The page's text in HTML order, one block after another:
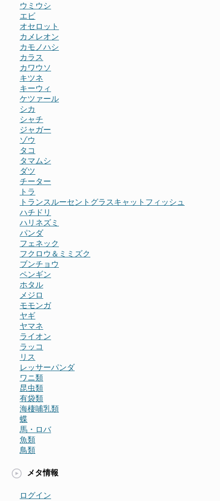
ウミウシ
エビ
オセロット
カメレオン
カモノハシ
カラス
カワウソ
キツネ
キーウィ
ケツァール
シカ
シャチ
ジャガー
ゾウ
タコ
タマムシ
ダツ
チーター
トラ
トランスルーセントグラスキャットフィッシュ
ハチドリ
ハリネズミ
パンダ
フェネック
フクロウ＆ミミズク
ブンチョウ
ペンギン
ホタル
メジロ
モモンガ
ヤギ
ヤマネ
ライオン
ラッコ
リス
レッサーパンダ
ワニ類
昆虫類
有袋類
海棲哺乳類
蝶
馬・ロバ
魚類
鳥類
メタ情報
ログイン